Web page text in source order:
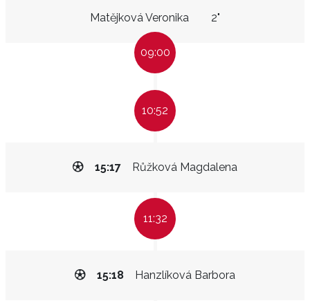
Matějková Veronika 2"
09:00
10:52
Růžková Magdalena
15:17
11:32
Hanzlíková Barbora
15:18